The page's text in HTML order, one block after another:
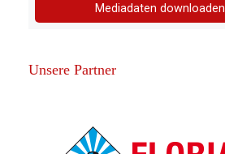
Mediadaten downloaden
Unsere Partner